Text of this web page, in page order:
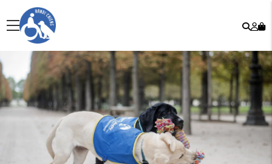
menu